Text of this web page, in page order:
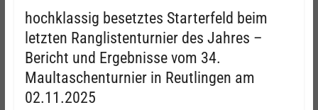
hochklassig besetztes Starterfeld beim
letzten Ranglistenturnier des Jahres –
Bericht und Ergebnisse vom 34.
Maultaschenturnier in Reutlingen am
02.11.2025